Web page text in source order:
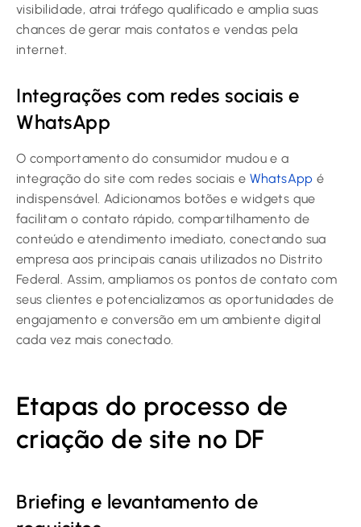
visibilidade, atrai tráfego qualificado e amplia suas
chances de gerar mais contatos e vendas pela
internet.
Integrações com redes sociais e
WhatsApp
O comportamento do consumidor mudou e a
integração do site com redes sociais e WhatsApp é
indispensável. Adicionamos botões e widgets que
facilitam o contato rápido, compartilhamento de
conteúdo e atendimento imediato, conectando sua
empresa aos principais canais utilizados no Distrito
Federal. Assim, ampliamos os pontos de contato com
seus clientes e potencializamos as oportunidades de
engajamento e conversão em um ambiente digital
cada vez mais conectado.
Etapas do processo de
criação de site no DF
Briefing e levantamento de